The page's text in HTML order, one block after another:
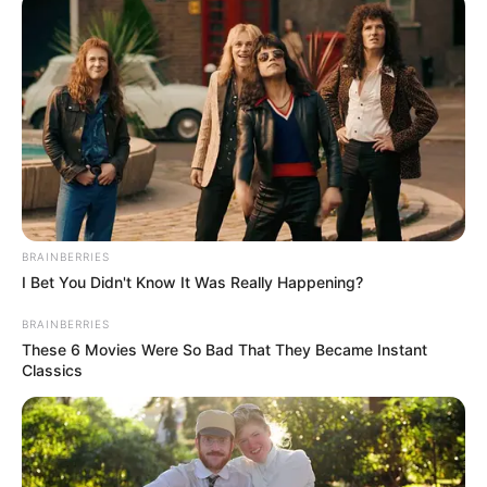
Sementara itu Bastian Steel sebelumnya berperan sebagai Bastian
dalam sinetronPengantin Dini.
Baca juga:Sinopsis Ustad Milenial Episode 1 – 20 Lengkap
Daftar isi
BRAINBERRIES
I Bet You Didn't Know It Was Really Happening?
BRAINBERRIES
These 6 Movies Were So Bad That They Became Instant
Classics